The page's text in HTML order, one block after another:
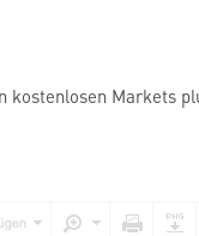
kostenlosen Markets